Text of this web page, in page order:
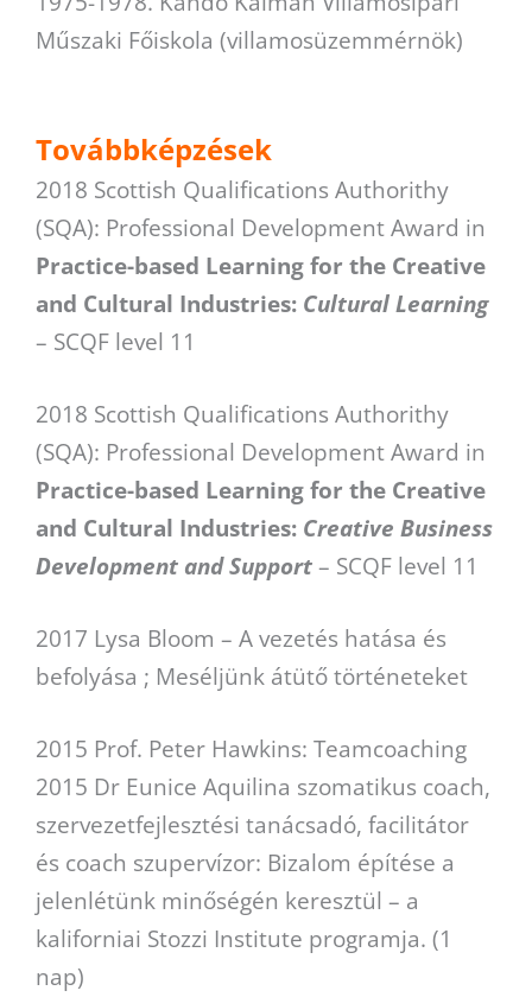
Műszaki Főiskola (villamosüzemmérnök)
Továbbképzések
2018 Scottish Qualifications Authorithy
(SQA): Professional Development Award in
Practice-based Learning for the Creative
and Cultural Industries: Cultural Learning
– SCQF level 11
2018 Scottish Qualifications Authorithy
(SQA): Professional Development Award in
Practice-based Learning for the Creative
and Cultural Industries: Creative Business
Development and Support – SCQF level 11
2017 Lysa Bloom – A vezetés hatása és
befolyása ; Meséljünk átütő történeteket
2015 Prof. Peter Hawkins: Teamcoaching
2015 Dr Eunice Aquilina szomatikus coach,
szervezetfejlesztési tanácsadó, facilitátor
és coach szupervízor: Bizalom építése a
jelenlétünk minőségén keresztül – a
kaliforniai Stozzi Institute programja. (1
nap)